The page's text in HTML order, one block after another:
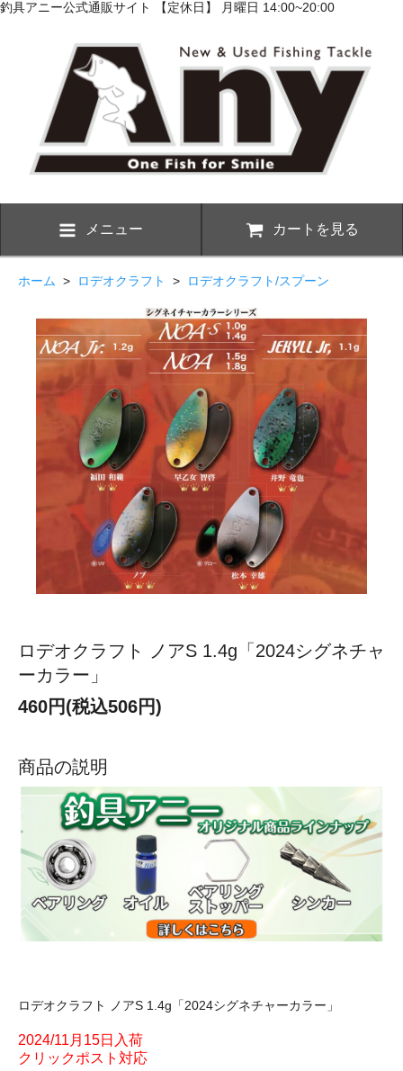
釣具アニー公式通販サイト 【定休日】 月曜日 14:00~20:00
メニュー カートを見る
ホーム > ロデオクラフト > ロデオクラフト/スプーン
ロデオクラフト ノアS 1.4g「2024シグネチャ
ーカラー」
460円(税込506円)
商品の説明
ロデオクラフト ノアS 1.4g「2024シグネチャーカラー」
2024/11月15日入荷
クリックポスト対応